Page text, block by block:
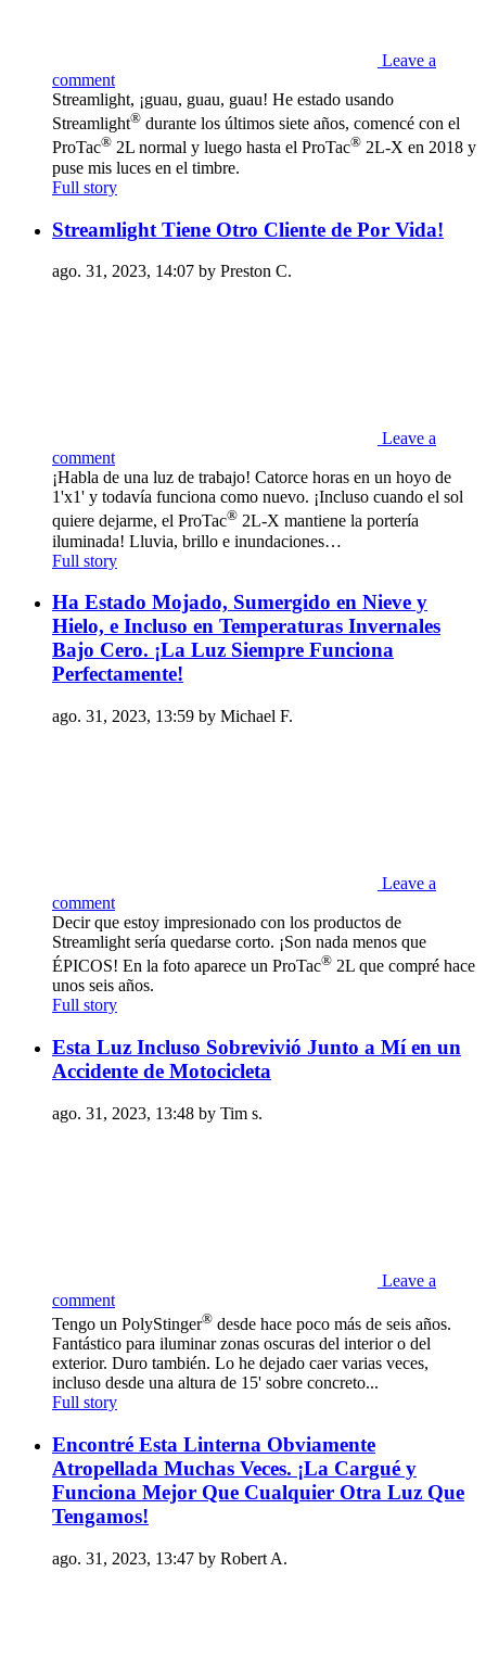
Leave a
comment
Streamlight, ¡guau, guau, guau! He estado usando
Streamlight® durante los últimos siete años, comencé con el
ProTac® 2L normal y luego hasta el ProTac® 2L-X en 2018 y
puse mis luces en el timbre.
Full story
Streamlight Tiene Otro Cliente de Por Vida!
ago. 31, 2023, 14:07 by Preston C.
Leave a
comment
¡Habla de una luz de trabajo! Catorce horas en un hoyo de
1'x1' y todavía funciona como nuevo. ¡Incluso cuando el sol
quiere dejarme, el ProTac® 2L-X mantiene la portería
iluminada! Lluvia, brillo e inundaciones…
Full story
Ha Estado Mojado, Sumergido en Nieve y
Hielo, e Incluso en Temperaturas Invernales
Bajo Cero. ¡La Luz Siempre Funciona
Perfectamente!
ago. 31, 2023, 13:59 by Michael F.
Leave a
comment
Decir que estoy impresionado con los productos de
Streamlight sería quedarse corto. ¡Son nada menos que
ÉPICOS! En la foto aparece un ProTac® 2L que compré hace
unos seis años.
Full story
Esta Luz Incluso Sobrevivió Junto a Mí en un
Accidente de Motocicleta
ago. 31, 2023, 13:48 by Tim s.
Leave a
comment
Tengo un PolyStinger® desde hace poco más de seis años.
Fantástico para iluminar zonas oscuras del interior o del
exterior. Duro también. Lo he dejado caer varias veces,
incluso desde una altura de 15' sobre concreto...
Full story
Encontré Esta Linterna Obviamente
Atropellada Muchas Veces. ¡La Cargué y
Funciona Mejor Que Cualquier Otra Luz Que
Tengamos!
ago. 31, 2023, 13:47 by Robert A.